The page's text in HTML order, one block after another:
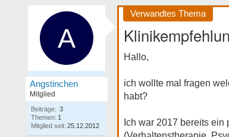
A
Angstinchen
Mitglied
Beiträge: 3
Themen: 1
Mitglied seit: 25.12.2012
Verwandtes Thema
Hallo,
ich wollte mal fragen
habt?
Ich war 2017 bereits